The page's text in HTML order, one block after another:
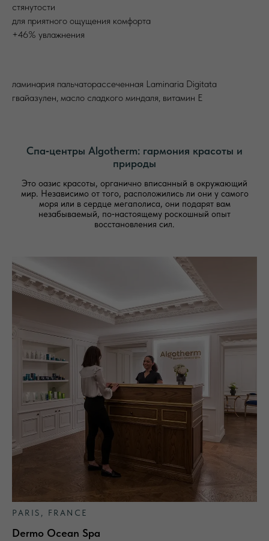
стянутости
для приятного ощущения комфорта
+46% увлажнения
ламинария пальчаторассеченная Laminaria Digitata
гвайазулен, масло сладкого миндаля, витамин Е
Спа‑центры Algotherm: гармония красоты и
природы
Это оазис красоты, органично вписанный в окружающий
мир. Независимо от того, расположились ли они у самого
моря или в сердце мегаполиса, они подарят вам
незабываемый, по‑настоящему роскошный опыт
восстановления сил.
PARIS, FRANCE
Dermo Ocean Spa